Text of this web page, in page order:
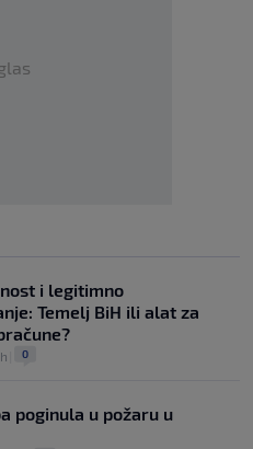
i legitimno
Temelj BiH ili alat za
0
poginula u požaru u